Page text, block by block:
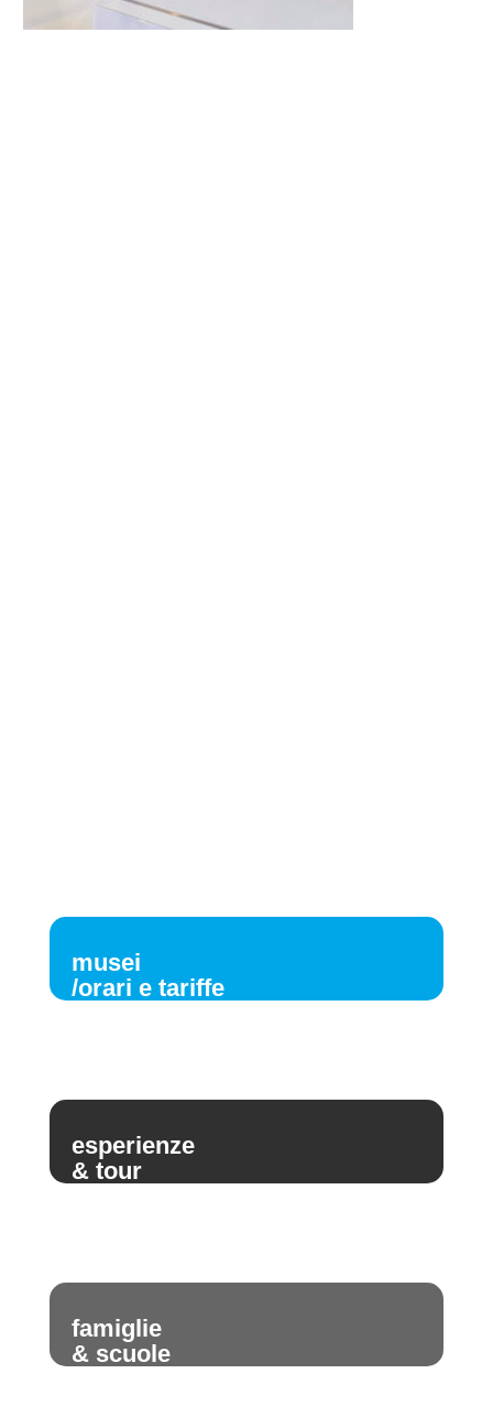
musei
/orari e tariffe
esperienze
& tour
famiglie
& scuole